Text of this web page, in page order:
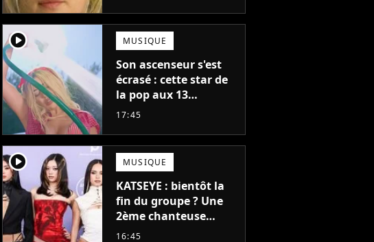
fiction avec Dwayne
Johnson mettrait fin à
sa carrière
player2 MUSIQUE
Son ascenseur s'est
écrasé : cette star de
la pop aux 13
milliards d'écoutes à
pensais ne plus
jamais chanter"
17:45
player2 MUSIQUE
KATSEYE : bientôt la
fin du groupe ? Une
2ème chanteuse
s'éloigne en 6 mois,
16:45